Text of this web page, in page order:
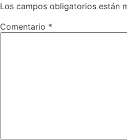
Los campos obligatorios están
Comentario *